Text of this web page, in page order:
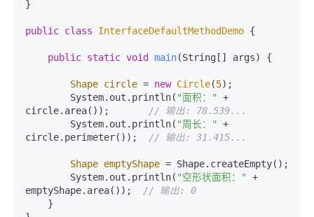
}
public class InterfaceDefaultMethodDemo {
public static void main(String[] args) {
Shape circle = new Circle(5);
        System.out.println(
"面积："
+
circle.area());
// 输出: 78.539...
        System.out.println(
"周长："
+
circle.perimeter());
// 输出: 31.415...
Shape emptyShape = Shape.createEmpty();
        System.out.println(
"空形状面积："
+
emptyShape.area());
// 输出: 0